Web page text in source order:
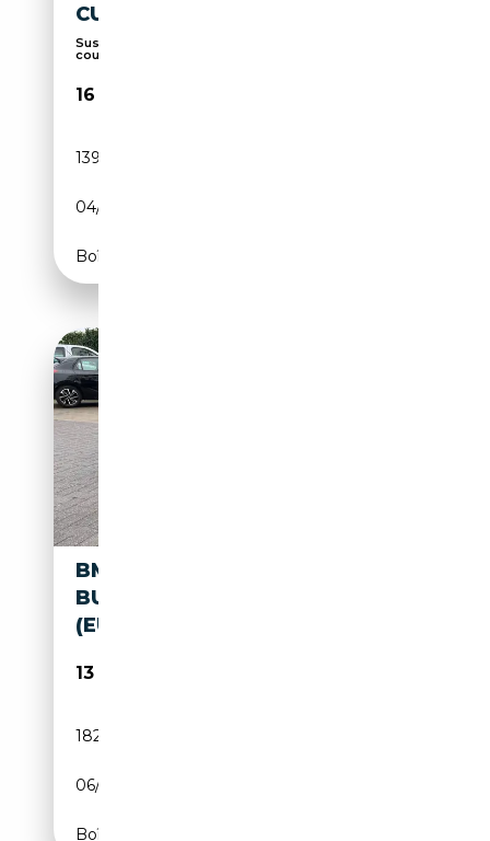
CUIR, NAVI, GARANTIE 1AN
Suspension sport, Vitres teintées, Porte
coulissan...
16 990€
139 990 km
04/2017
Boîte automatique
BMW 418 GRAN COUPÉ 418 D
BUSINESS ADBLUE (ACO)
(EU6C)
13 900€
182 000 km
06/2018
Boîte manuelle